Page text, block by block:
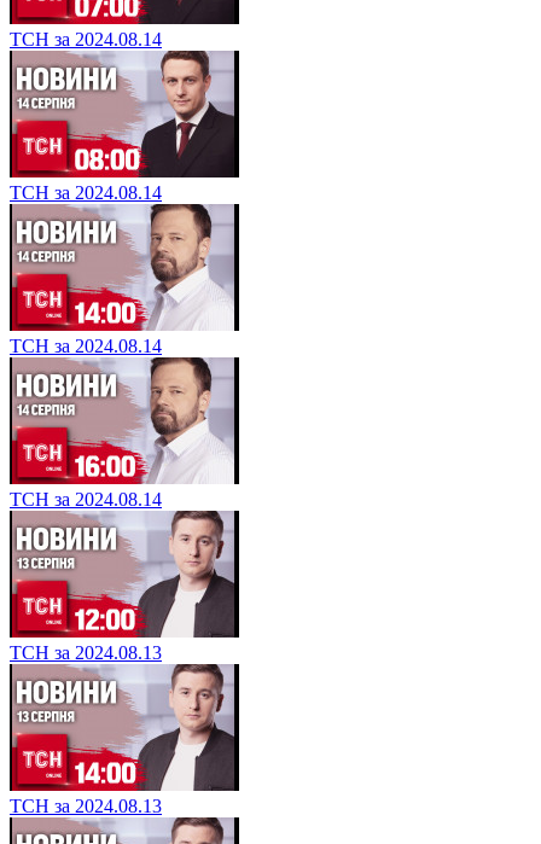
ТСН за 2024.08.14
ТСН за 2024.08.14
ТСН за 2024.08.14
ТСН за 2024.08.14
ТСН за 2024.08.13
ТСН за 2024.08.13